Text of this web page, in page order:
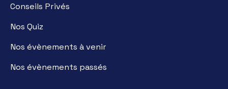
Conseils Privés
Nos Quiz
Nos évènements à venir
Nos évènements passés